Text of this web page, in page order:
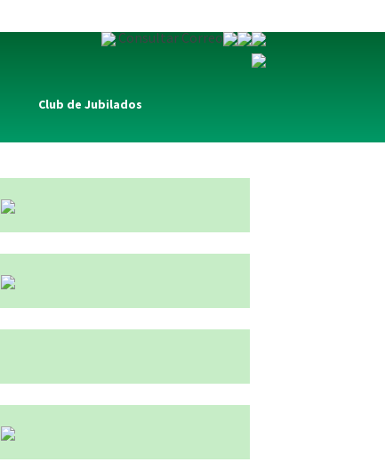
Consultar Correo
Club de Jubilados